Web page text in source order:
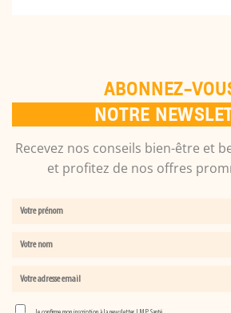
ABONNEZ-
NOTRE
Recevez nos conseils bien-être et
et profitez de nos offres